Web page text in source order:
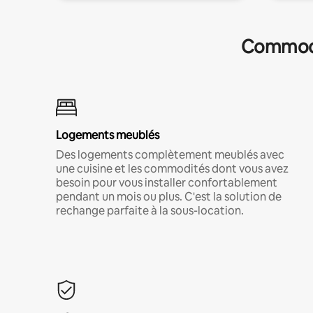
Logements meublés
Des logements complètement meublés avec
une cuisine et les commodités dont vous avez
besoin pour vous installer confortablement
pendant un mois ou plus. C'est la solution de
rechange parfaite à la sous-location.